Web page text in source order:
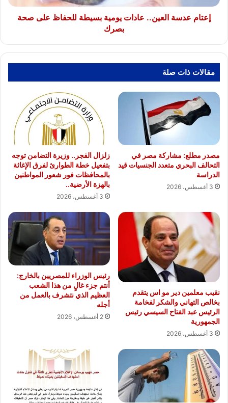
صحة
بصركإعتام عدسة العين.. عادات يومية بسيطة للحفاظ على صحة
بصرك
مقالات ذات صلة
مصدر مطلع: مشاركة مصر في
التحالف البحري متعدد الجنسيات قيد
الدراسة
3 أغسطس، 2026
زلزال الفجر.. وزيرة التضامن توجه
بتفعيل خطة الطوارئ لفرق الإغاثة
بالمحافظات فور شعور المواطنين
بالهزة الأرضية..
3 أغسطس، 2026
نقيب معلمين دير مو اس يتقدم
بخالص التهاني والشكر لفخامة
الرئيس عبد الفتاح السيسي رئيس
الجمهورية
3 أغسطس، 2026
رئيس الوزراء للمصريين بالخارج:
أنتم جزء غالٍ من هذا الشعب
العظيم الذي نتشرف بالعمل من
أجله
2 أغسطس، 2026